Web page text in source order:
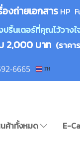
งถ่ายเอกสาร HP
ริ้นเตอร์ที่คุณไว้วาง
2,000 บาท (ราคา
6665 TH
ค้าทั้งหมด E-